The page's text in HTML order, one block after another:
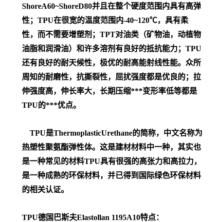
ShoreA60~ShoreD80并且在整个硬度范围内具有高弹
性；TPU在很宽的温度范围内-40~120℃，具有柔
性，而不需要增塑剂；TPT对油类（矿物油，动植物
油脂和润滑油）和许多溶剂有良好的抵抗能力；TPU
还有良好的耐天候性，极优的耐高能射线性能。众所
周知的耐磨性，抗撕裂性，屈扰强度都是优良的；拉
伸强度高，伸长率大，长期压缩***变形率低等都是
TPU的***优点。
TPU是ThermoplasticUrethane的简称，中文名称为
热塑性聚氨酯弹性体。这是建材材料中一种，其实也
是一种常见的材料TPU具有很强的高张力和高拉力，
是一种成熟的环保材料，并已得到国际绿色环保材料
的相关认证。
TPU德国巴斯夫Elastollan 1195A10特点：